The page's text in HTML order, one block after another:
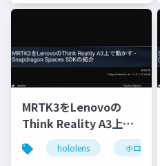
MRTK3をLenovoの
Think Reality A3上で
動かす - Snapdragon
Spaces SDKの紹介
hololens ホロマジ